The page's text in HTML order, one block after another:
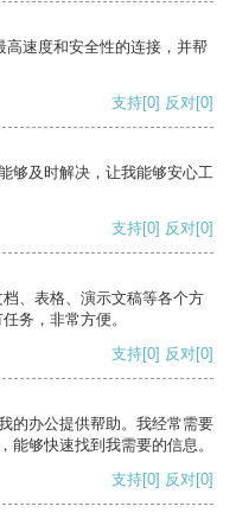
速度和安全性的连接，并帮
支持[0] 反对[0]
够及时解决，让我能够安心工
支持[0] 反对[0]
、表格、演示文稿等各个方
务，非常方便。
支持[0] 反对[0]
的办公提供帮助。我经常需要
能够快速找到我需要的信息。
支持[0] 反对[0]